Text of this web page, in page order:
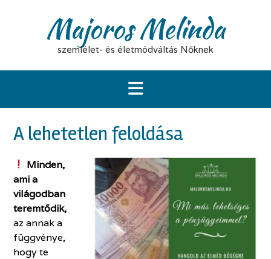
Majoros Melinda
szemlélet- és életmódváltás Nőknek
A lehetetlen feloldása
Minden,
ami a
világodban
teremtődik,
az annak a
függvénye,
hogy te